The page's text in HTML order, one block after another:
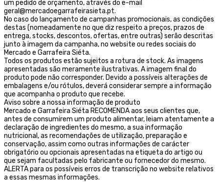
um pedido de orçamento, através do e-mail
geral@mercadoegarrafeirasieta.pt.
No caso do lançamento de campanhas promocionais, as condições
destas (nomeadamente no que diz respeito a preços, prazos de
entrega, stocks, descontos, ofertas, entre outras) serão descritas
junto à imagem da campanha, no website ou redes sociais do
Mercado e Garrafeira Siéta.
Todos os produtos estão sujeitos a rotura de stock. As imagens
apresentadas são meramente ilustrativas. A imagem final do
produto pode não corresponder. Devido a possíveis alterações de
embalagens e/ou rótulos, deverá considerar sempre a informação
que acompanha o produto que recebe.
Aviso sobre a nossa informação de produto
Mercado e Garrafeira Siéta RECOMENDA aos seus clientes que,
antes de consumirem um produto alimentar, leiam atentamente a
declaração de ingredientes do mesmo, a sua informação
nutricional, as recomendações de utilização, preparação e
conservação, assim como outras informações de carácter
obrigatório ou opcionais apresentadas na etiqueta do artigo ou
que sejam facultadas pelo fabricante ou fornecedor do mesmo.
ALERTA para os possíveis erros de transcrição no website relativos
a essas mesmas informações.